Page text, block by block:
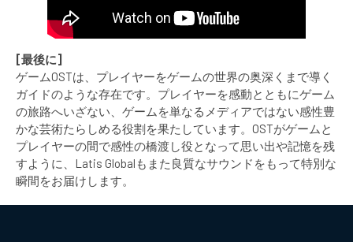
[最後に]
ゲームOSTは、プレイヤーをゲームの世界の奥深くまで導く
ガイドのような存在です。プレイヤーを感動とともにゲーム
の旅路へいざない、ゲームを単なるメディアではない感性豊
かな芸術たらしめる役割を果たしています。OSTがゲームと
プレイヤーの間で感性の橋渡し役となって思い出や記憶を残
すように、Latis Globalもまた良質なサウンドをもって特別な
瞬間をお届けします。